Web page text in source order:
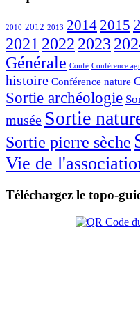
2010 2012 2013 2014 2015
2021 2022 2023
Générale Confé Conférence
histoire Conférence nature
Sortie archéologie
musée Sortie
Sortie pierre sèche
Vie de
Téléchargez le topo-